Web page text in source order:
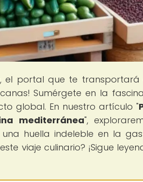
, el portal que te transportará
Sumérgete en la
global. En nuestro artículo "
mediterránea",
huella indeleble en la
viaje culinario? ¡Sigue